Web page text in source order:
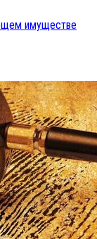
имуществе